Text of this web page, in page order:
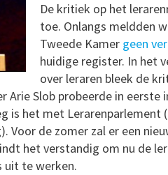
De kritiek op het
toe. Onlangs meldden
Tweede Kamer geen
huidige register. In het
over leraren bleek de
Arie Slob probeerde in
is het met Lerarenparlement
Voor de zomer zal er een
het verstandig om nu de
uit te werken.